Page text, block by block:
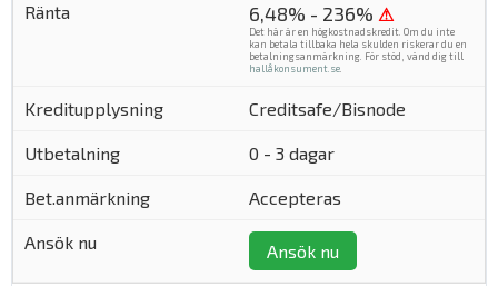
6,48% - 236% ⚠
Det här är en högkostnadskredit. Om du inte
kan betala tillbaka hela skulden riskerar du en
betalningsanmärkning. För stöd, vänd dig till
hallåkonsument.se
Creditsafe/Bisnode
0 - 3 dagar
Accepteras
Ansök nu